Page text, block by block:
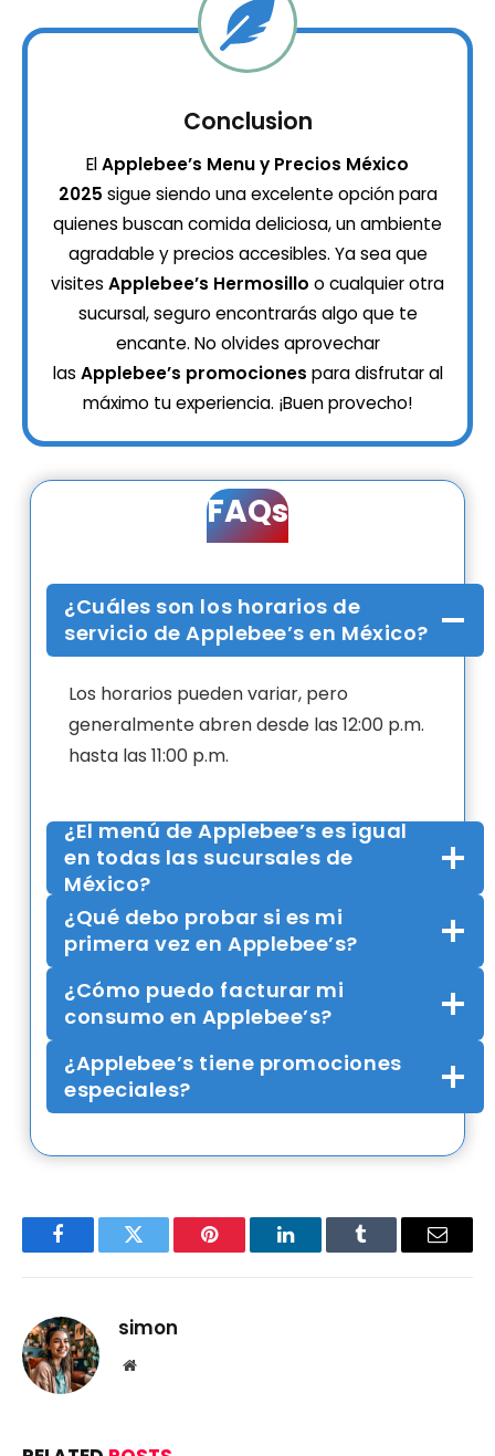
Conclusion
ElApplebee’s Menu y Precios México
2025 sigue siendo una excelente opción para
quienes buscan comida deliciosa, un ambiente
agradable y precios accesibles. Ya sea que
visites Applebee’s Hermosillo o cualquier otra
sucursal, seguro encontrarás algo que te
encante. No olvides aprovechar
las Applebee’s promociones para disfrutar al
máximo tu experiencia. ¡Buen provecho!
FAQs
¿Cuáles son los horarios de
servicio de Applebee’s en México?
Los horarios pueden variar, pero
generalmente abren desde las 12:00 p.m.
hasta las 11:00 p.m.
¿El menú de Applebee’s es igual
en todas las sucursales de
México?
¿Qué debo probar si es mi
primera vez en Applebee’s?
¿Cómo puedo facturar mi
consumo en Applebee’s?
¿Applebee’s tiene promociones
especiales?
FacebookTwitter Pinterest LinkedInTumblr Email
simon
Website